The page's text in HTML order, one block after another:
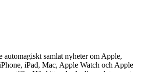
automagiskt samlat nyheter om Apple,
iPad, Mac, Apple Watch och Apple